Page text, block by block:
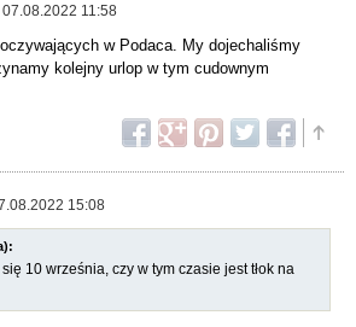
07.08.2022 11:58
w Podaca. My dojechaliśmy
kolejny urlop w tym cudownym
15:08
10 września, czy w tym czasie jest tłok na